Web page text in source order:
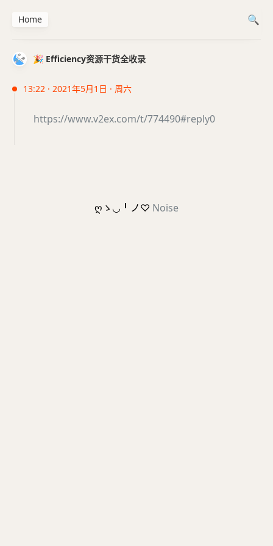
🎉 Efficiency资源干货全收录
13:22 · 2021年5月1日 · 周六
https://www.v2ex.com/t/774490#reply0
Home
ღゝ◡╹ノ♡ Noise